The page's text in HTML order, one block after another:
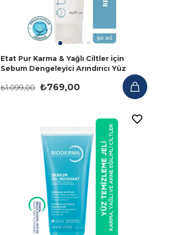
Etat Pur Karma & Yağlı Ciltler için
Sebum Dengeleyici Arındırıcı Yüz
₺769,00
₺1.099,00